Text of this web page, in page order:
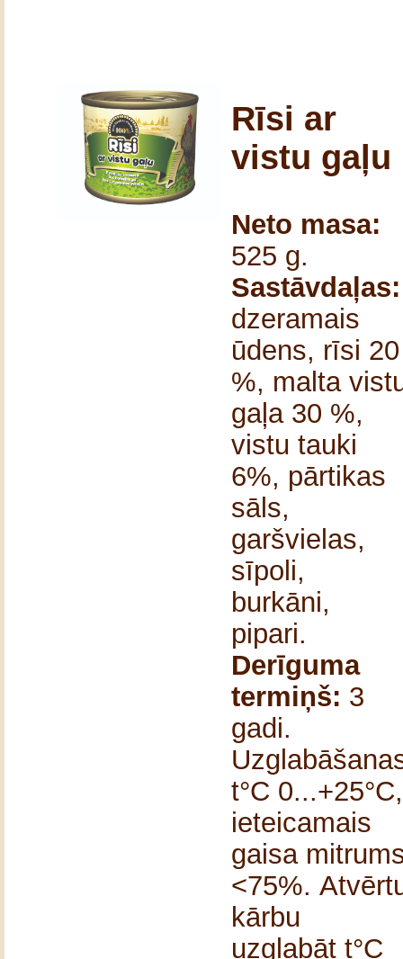
Rīsi ar
vistu gaļu
Neto masa:
525 g.
Sastāvdaļas:
dzeramais
ūdens, rīsi 20
%, malta
gaļa 30 %,
vistu tauki
6%, pārtikas
sāls,
garšvielas,
sīpoli,
burkāni,
pipari.
Derīguma
termiņš: 3
gadi.
t°C 0...+25°C,
ieteicamais
gaisa
<75%.
kārbu
uzglabāt t°C